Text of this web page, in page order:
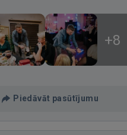
+8
Piedāvāt pasūtījumu